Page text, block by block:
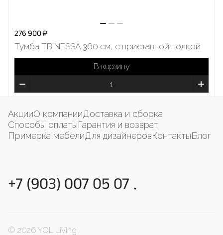
276 900 ₽
Тумба ТВ NESSA 360 cм, с приставной полкой
В корзину
АкцииО компанииДоставка и сборка
Способы оплатыГарантия и возврат
Примерка мебелиДля дизайнеровКонтактыБлог
+7 (903) 007 05 07
© 2026 YOL Living